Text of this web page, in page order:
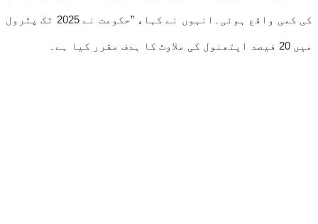
کی کمی واقع ہوئی۔انہوں نے کہا، ”حکومت نے 2025 تک پٹرول
میں 20 فیصد ایتھنول کی ملاوٹ کا ہدف مقرر کیا ہے۔